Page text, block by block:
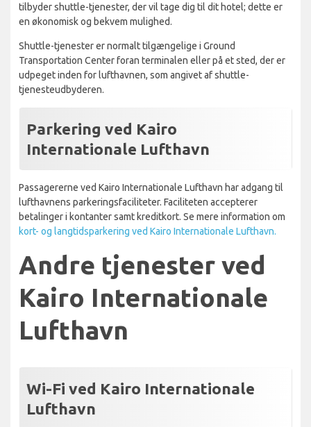
tilbyder shuttle-tjenester, der vil tage dig til dit hotel; dette er
en økonomisk og bekvem mulighed.
Shuttle-tjenester er normalt tilgængelige i Ground
Transportation Center foran terminalen eller på et sted, der er
udpeget inden for lufthavnen, som angivet af shuttle-
tjenesteudbyderen.
Parkering ved Kairo
Internationale Lufthavn
Passagererne ved Kairo Internationale Lufthavn har adgang til
lufthavnens parkeringsfaciliteter. Faciliteten accepterer
betalinger i kontanter samt kreditkort. Se mere information om
kort- og langtidsparkering ved Kairo Internationale Lufthavn.
Andre tjenester ved
Kairo Internationale
Lufthavn
Wi-Fi ved Kairo Internationale
Lufthavn